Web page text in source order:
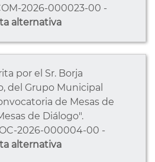
2026-000023-00 -
alternativa
por el Sr. Borja
del Grupo Municipal
de Mesas de
de Diálogo".
2026-000004-00 -
alternativa